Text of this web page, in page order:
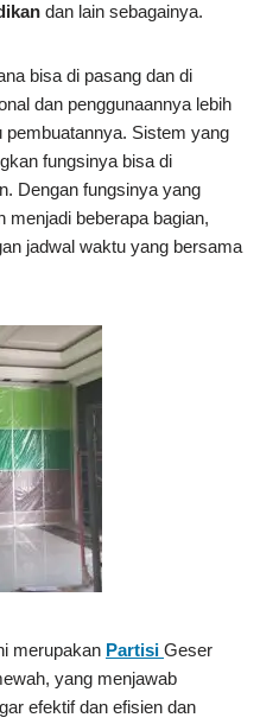
dan lain sebagainya.
bisa di pasang dan di
dan penggunaannya lebih
Sistem yang
fungsinya bisa di
Dengan fungsinya yang
menjadi beberapa bagian,
jadwal waktu yang bersama
merupakan Partisi Geser
yang menjawab
efektif dan efisien dan